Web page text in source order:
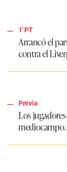
1' PT
Arrancó el
contra el
Previa
Los
mediocampo.